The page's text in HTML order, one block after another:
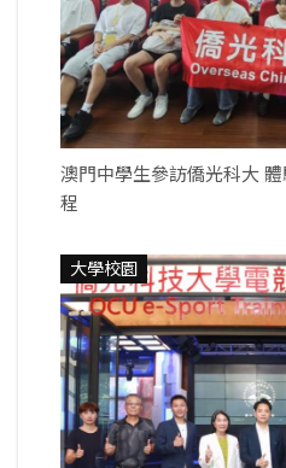
澳門中學生參訪僑光科大
程
大學校園